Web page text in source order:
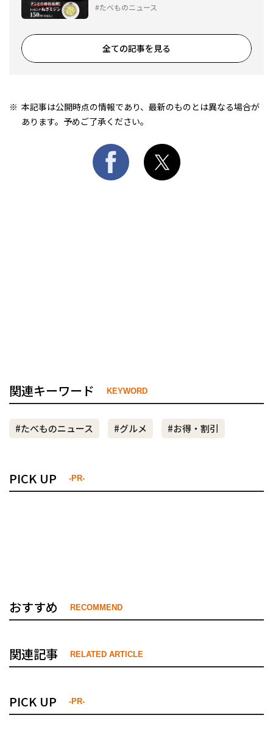
たべものニュース
全ての記事を見る
本記事は公開時点の情報であり、最新のものとは異なる場合が
あります。予めご了承ください。
関連キーワード KEYWORD
#たべものニュース #グルメ #お得・割引
PICK UP -PR-
おすすめ RECOMMEND
関連記事 RELATED ARTICLE
PICK UP -PR-